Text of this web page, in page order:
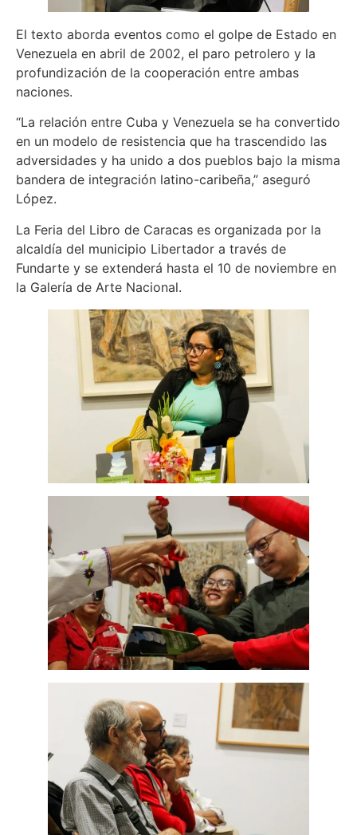
El texto aborda eventos como el golpe de Estado en
Venezuela en abril de 2002, el paro petrolero y la
profundización de la cooperación entre ambas
naciones.
“La relación entre Cuba y Venezuela se ha convertido
en un modelo de resistencia que ha trascendido las
adversidades y ha unido a dos pueblos bajo la misma
bandera de integración latino-caribeña,” aseguró
López.
La Feria del Libro de Caracas es organizada por la
alcaldía del municipio Libertador a través de
Fundarte y se extenderá hasta el 10 de noviembre en
la Galería de Arte Nacional.